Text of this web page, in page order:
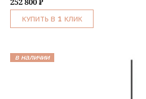
КУПИТЬ В 1 КЛИК
в наличии